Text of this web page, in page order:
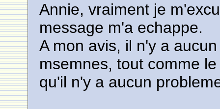
Annie, vraiment je
message m'a echappe.
A mon avis, il n'y a
msemnes, tout comme
qu'il n'y a aucun